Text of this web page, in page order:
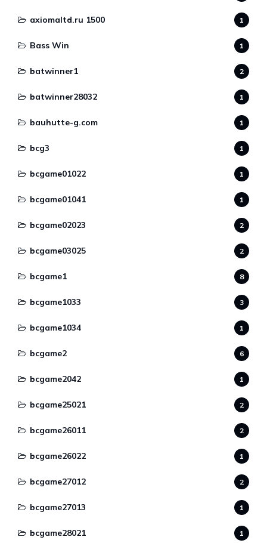
axiomaltd.ru 1500 1
Bass Win 1
batwinner1 2
batwinner28032 1
bauhutte-g.com 1
bcg3 1
bcgame01022 1
bcgame01041 1
bcgame02023 2
bcgame03025 2
bcgame1 8
bcgame1033 3
bcgame1034 1
bcgame2 6
bcgame2042 1
bcgame25021 2
bcgame26011 2
bcgame26022 1
bcgame27012 2
bcgame27013 1
bcgame28021 1